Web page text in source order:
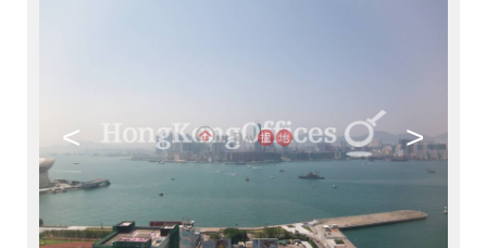
< >